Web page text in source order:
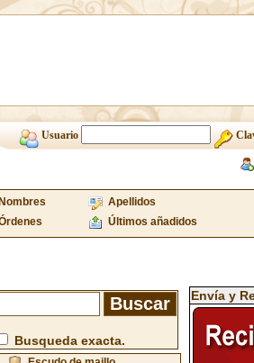
Usuario
Nombres Apellidos
Últimos añadidos
Busqueda exacta.
Envía y